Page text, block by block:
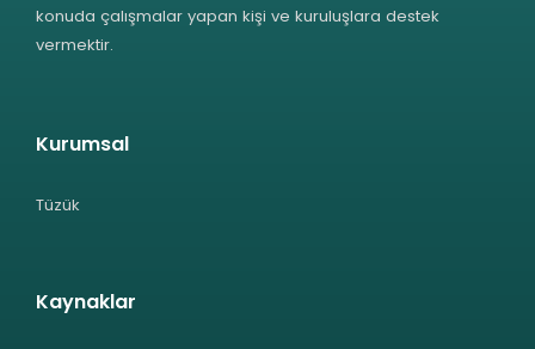
konuda çalışmalar yapan kişi ve kuruluşlara destek
vermektir.
Kurumsal
Tüzük
Kaynaklar